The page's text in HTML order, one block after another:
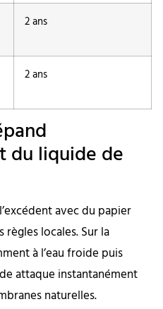
2 ans
2 ans
du liquide de
avec du papier
locales. Sur la
à l’eau froide puis
attaque instantanément
naturelles.